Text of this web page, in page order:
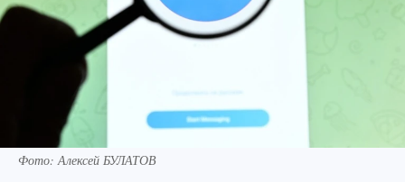
Фото: Алексей БУЛАТОВ